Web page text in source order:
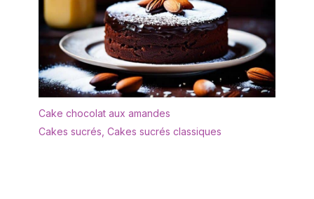
âges, familles et amis.
Emballage sûr et solide.
Pour chaque problème,
nous offrons des
solutions optimales, il
suffit de nous contacter
par e-mail. Plusieurs
compléments de
vancasso : d'autres
ajouts individuels à la
Cake chocolat aux amandes
Cakes sucrés Cakes sucrés classiques